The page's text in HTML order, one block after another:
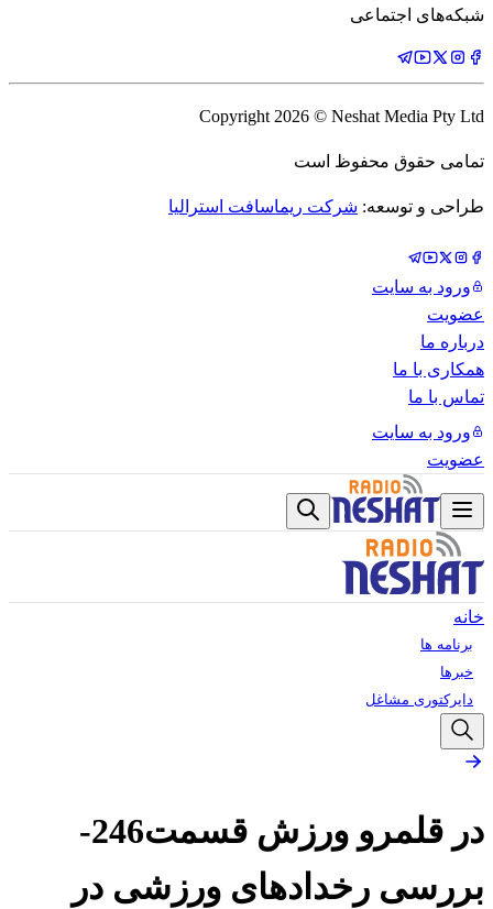
شبکه‌های اجتماعی
Copyright 2026 © Neshat Media Pty Ltd
تمامی حقوق محفوظ است
طراحی و توسعه: شرکت ریماسافت استرالیا
ورود به سایت
عضویت
درباره ما
همکاری با ما
تماس با ما
ورود به سایت
عضویت
خانه
برنامه ها
خبرها
دایرکتوری مشاغل
در قلمرو ورزش قسمت246-
بررسی رخدادهای ورزشی در